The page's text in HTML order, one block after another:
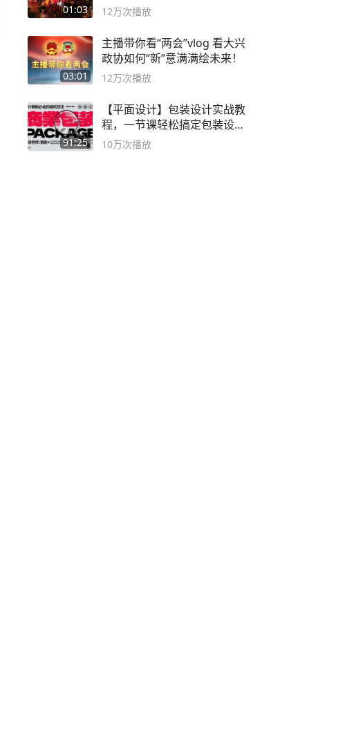
01:03 12万次播放
03:01
主播带你看“两会”vlog 看大兴
政协如何“新”意满满绘未来！
12万次播放
91:25
【平面设计】包装设计实战教
程，一节课轻松搞定包装设计
流程！
10万次播放